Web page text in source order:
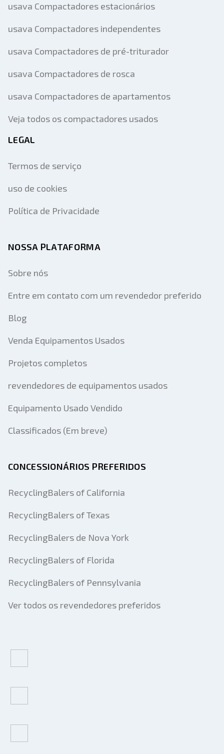
usava Compactadores estacionários
usava Compactadores independentes
usava Compactadores de pré-triturador
usava Compactadores de rosca
usava Compactadores de apartamentos
Veja todos os compactadores usados
LEGAL
Termos de serviço
uso de cookies
Política de Privacidade
NOSSA PLATAFORMA
Sobre nós
Entre em contato com um revendedor preferido
Blog
Venda Equipamentos Usados
Projetos completos
revendedores de equipamentos usados
Equipamento Usado Vendido
Classificados (Em breve)
CONCESSIONÁRIOS PREFERIDOS
RecyclingBalers of California
RecyclingBalers of Texas
RecyclingBalers de Nova York
RecyclingBalers of Florida
RecyclingBalers of Pennsylvania
Ver todos os revendedores preferidos